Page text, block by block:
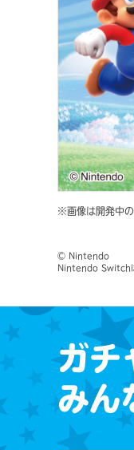
※画像は開発中の
© Nintendo
Nintendo Switchは
ガ
みん